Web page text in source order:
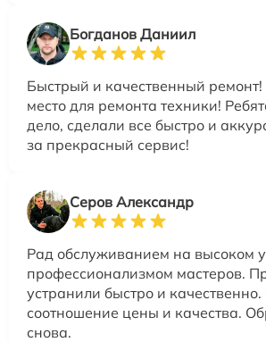
Богданов Даниил
Быстрый и качественный ремонт!
место для ремонта техники!
дело, сделали все быстро и
за прекрасный сервис!
Серов Александр
Рад обслуживанием на высоком
профессионализмом мастеров.
устранили быстро и
соотношение цены и качества.
снова.